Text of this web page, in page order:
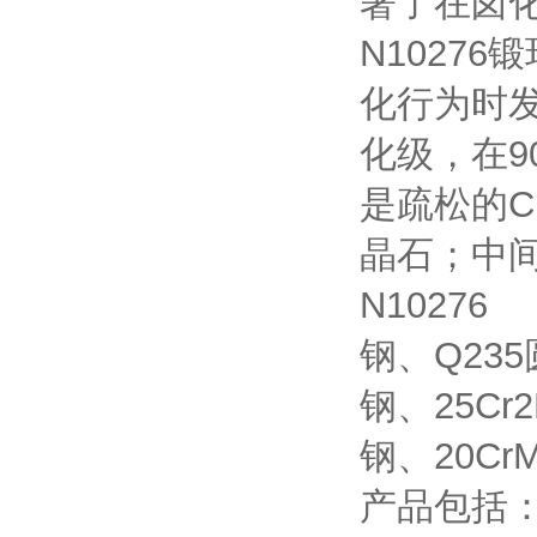
N10276
化行为时
化级，在
是疏松的
晶石；中
N10276
钢、Q235
钢、
钢、
产品包括